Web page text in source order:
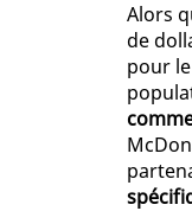
Alors
de
pour